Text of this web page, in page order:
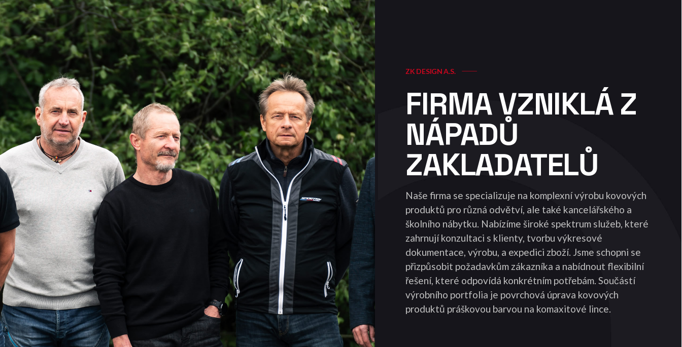
ZK DESIGN A.S.
FIRMA VZNIKLÁ Z
NÁPADŮ
ZAKLADATELŮ
Naše firma se specializuje na komplexní výrobu kovových
produktů pro různá odvětví, ale také kancelářského a
školního nábytku. Nabízíme široké spektrum služeb, které
zahrnují konzultaci s klienty, tvorbu výkresové
dokumentace, výrobu, a expedici zboží. Jsme schopni se
přizpůsobit požadavkům zákazníka a nabídnout flexibilní
řešení, které odpovídá konkrétním potřebám. Součástí
výrobního portfolia je povrchová úprava kovových
produktů práškovou barvou na komaxitové lince.